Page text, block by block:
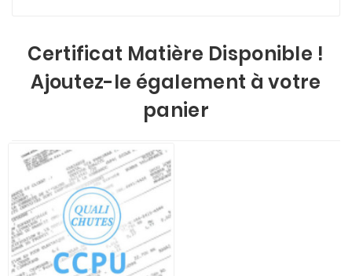
Certificat Matière Disponible !
Ajoutez-le également à votre
panier